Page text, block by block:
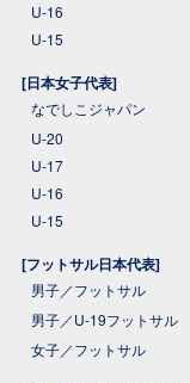
U-16
U-15
[日本女子代表]
なでしこジャパン
U-20
U-17
U-16
U-15
[フットサル日本代表]
男子／フットサル
男子／U-19フットサル
女子／フットサル